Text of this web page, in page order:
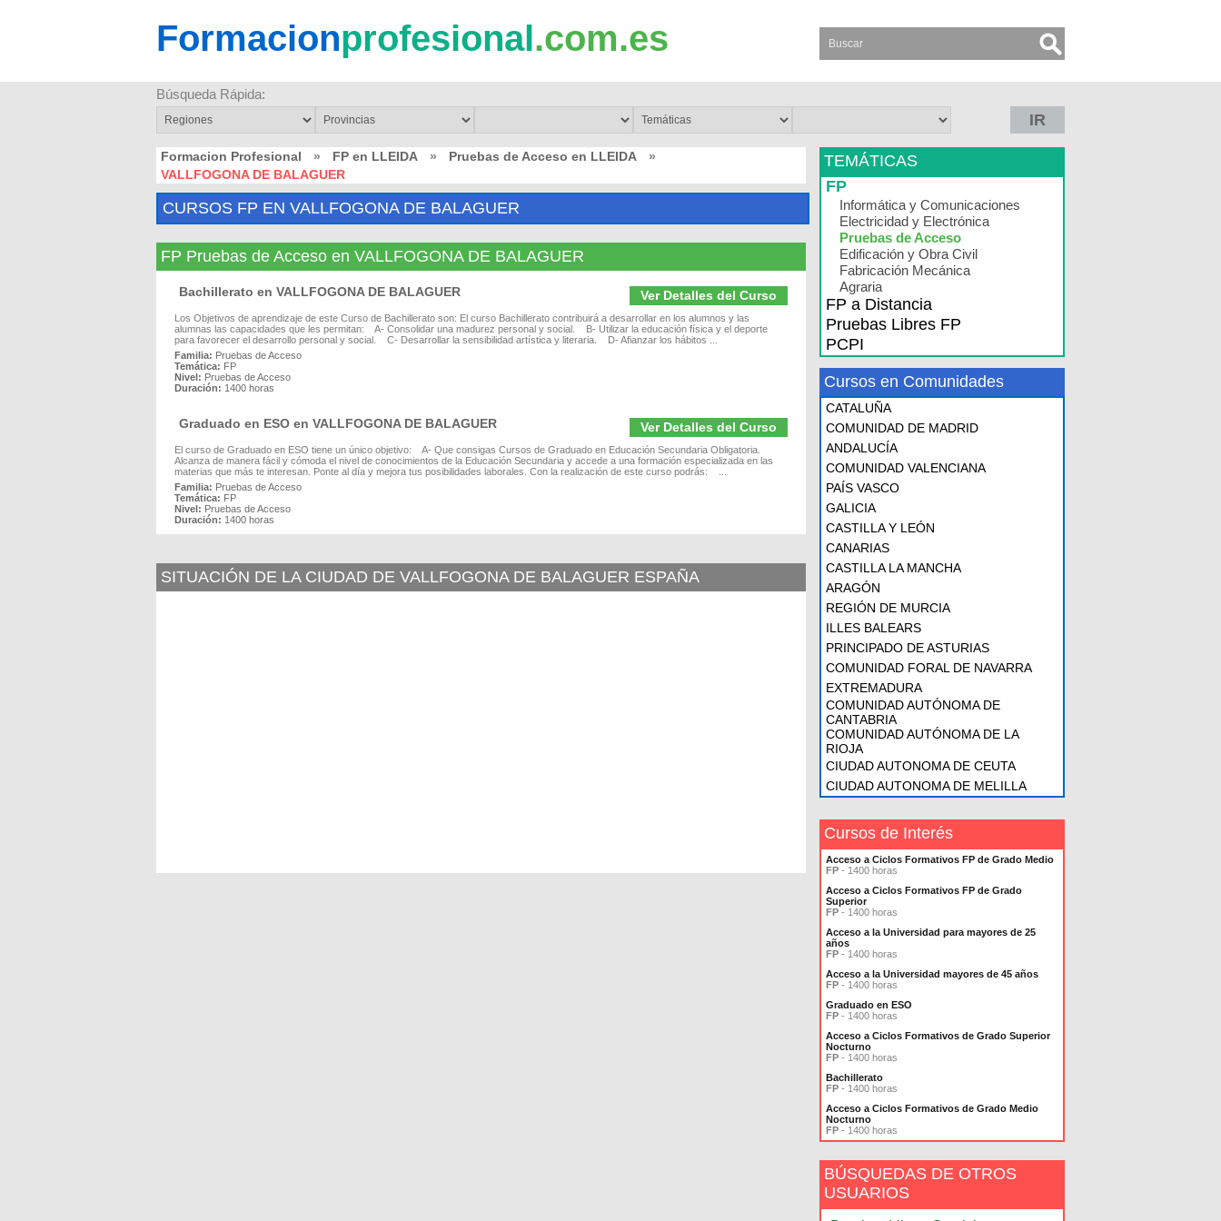
Formacionprofesional.com.es
Búsqueda Rápida:
IR
Formacion Profesional » FP en LLEIDA » Pruebas de Acceso en LLEIDA
»
VALLFOGONA DE BALAGUER
CURSOS FP EN VALLFOGONA DE BALAGUER
FP Pruebas de Acceso en VALLFOGONA DE BALAGUER
Ver Detalles del Curso
Bachillerato en VALLFOGONA DE BALAGUER
Los Objetivos de aprendizaje de este Curso de Bachillerato son: El curso Bachillerato contribuirá a desarrollar en los alumnos y las
alumnas las capacidades que les permitan: A- Consolidar una madurez personal y social. B- Utilizar la educación física y el deporte
para favorecer el desarrollo personal y social. C- Desarrollar la sensibilidad artística y literaria. D- Afianzar los hábitos ...
Familia: Pruebas de Acceso
Temática: FP
Nivel: Pruebas de Acceso
Duración: 1400 horas
Ver Detalles del Curso
Graduado en ESO en VALLFOGONA DE BALAGUER
El curso de Graduado en ESO tiene un único objetivo: A- Que consigas Cursos de Graduado en Educación Secundaria Obligatoria.
Alcanza de manera fácil y cómoda el nivel de conocimientos de la Educación Secundaria y accede a una formación especializada en las
materias que más te interesan. Ponte al día y mejora tus posibilidades laborales. Con la realización de este curso podrás: ...
Familia: Pruebas de Acceso
Temática: FP
Nivel: Pruebas de Acceso
Duración: 1400 horas
SITUACIÓN DE LA CIUDAD DE VALLFOGONA DE BALAGUER ESPAÑA
TEMÁTICAS
FP
Informática y Comunicaciones
Electricidad y Electrónica
Pruebas de Acceso
Edificación y Obra Civil
Fabricación Mecánica
Agraria
FP a Distancia
Pruebas Libres FP
PCPI
Cursos en Comunidades
CATALUÑA
COMUNIDAD DE MADRID
ANDALUCÍA
COMUNIDAD VALENCIANA
PAÍS VASCO
GALICIA
CASTILLA Y LEÓN
CANARIAS
CASTILLA LA MANCHA
ARAGÓN
REGIÓN DE MURCIA
ILLES BALEARS
PRINCIPADO DE ASTURIAS
COMUNIDAD FORAL DE NAVARRA
EXTREMADURA
COMUNIDAD AUTÓNOMA DE
CANTABRIA
COMUNIDAD AUTÓNOMA DE LA
RIOJA
CIUDAD AUTONOMA DE CEUTA
CIUDAD AUTONOMA DE MELILLA
Cursos de Interés
Acceso a Ciclos Formativos FP de Grado Medio
FP - 1400 horas
Acceso a Ciclos Formativos FP de Grado
Superior
FP - 1400 horas
Acceso a la Universidad para mayores de 25
años
FP - 1400 horas
Acceso a la Universidad mayores de 45 años
FP - 1400 horas
Graduado en ESO
FP - 1400 horas
Acceso a Ciclos Formativos de Grado Superior
Nocturno
FP - 1400 horas
Bachillerato
FP - 1400 horas
Acceso a Ciclos Formativos de Grado Medio
Nocturno
FP - 1400 horas
BÚSQUEDAS DE OTROS
USUARIOS